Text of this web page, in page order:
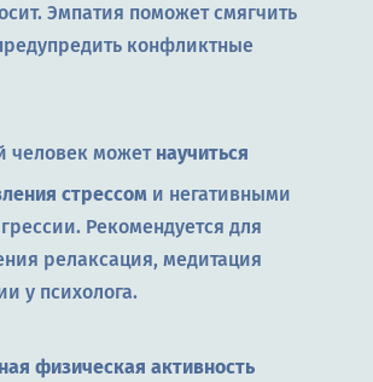
Эмпатия поможет смягчить
конфликтные
человек может научиться
стрессом и негативными
Рекомендуется для
релаксация, медитация
у психолога.
физическая активность